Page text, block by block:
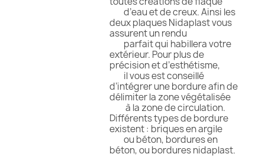
d’eau et de creux. Ainsi les
deux plaques Nidaplast vous
assurent un rendu
parfait qui habillera votre
extérieur. Pour plus de
précision et d’esthétisme,
il vous est conseillé
d’intégrer une bordure afin de
délimiter la zone végétalisée
à la zone de circulation.
Différents types de bordure
existent : briques en argile
ou béton, bordures en
béton, ou bordures nidaplast.